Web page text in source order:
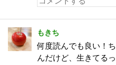
もきち
何度読んでも良い！
んだけど、生きてる